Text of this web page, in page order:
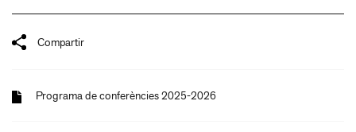
Compartir
Programa de conferències 2025-2026